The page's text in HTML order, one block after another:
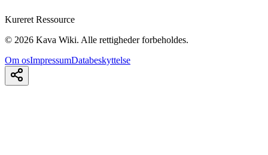
Kureret Ressource
© 2026 Kava Wiki. Alle rettigheder forbeholdes.
Om osImpressumDatabeskyttelse